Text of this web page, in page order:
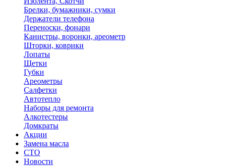
Брелки, бумажники, сумки
Держатели телефона
Переноски, фонари
Канистры, воронки, ареометр
Шторки, коврики
Лопаты
Щетки
Губки
Ареометры
Салфетки
Автотепло
Наборы для ремонта
Алкотестеры
Домкраты
Акции
Замена масла
СТО
Новости